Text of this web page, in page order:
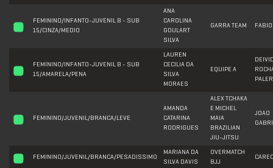
FEMININO/INFANTO-JUVENIL B - SUB
15/CINZA/MEDIO
ANA
CAROLINA
GOULART
SILVA
GARRA TEAM
FEMININO/INFANTO-JUVENIL B - SUB
15/AMARELA/PENA
LAUREN
CECILIA DA
SILVA
MORAES
EQUIPE A
FEMININO/JUVENIL/BRANCA/LEVE
AMANDA
CATARINA
RODRIGUES
ALEX TCHAKA
E MICHEL
MAIA
BRAZILIAN
JIU-JITSU
JOAO
FEMININO/JUVENIL/BRANCA/PESADISSIMO
MARIANA DA
SILVA DAVIS
OVERMATCH
BJJ